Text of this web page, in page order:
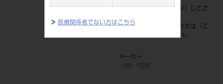
≫ 医療関係者でない方はこちら
価格の確認は『ログイン
』してご
ネット会員登録がまだの方は『
こ
ちら』より登録ください。
メーカー
（株）YDM